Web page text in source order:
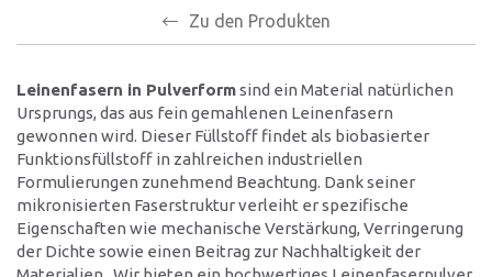
Menschenrechte
Verhaltenskodex
Industrien
Produkte
Partner
Zu den Produkten
Leinenfasern in Pulverformsind ein Material natürlichen
Ursprungs, das aus fein gemahlenen Leinenfasern
gewonnen wird. Dieser Füllstoff findet als biobasierter
Funktionsfüllstoff in zahlreichen industriellen
Formulierungen zunehmend Beachtung. Dank seiner
mikronisierten Faserstruktur verleiht er spezifische
Eigenschaften wie mechanische Verstärkung, Verringerung
der Dichte sowie einen Beitrag zur Nachhaltigkeit der